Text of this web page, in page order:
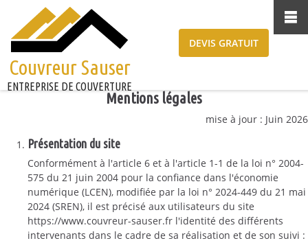
Couvreur Sauser
ENTREPRISE DE COUVERTURE
DEVIS GRATUIT
Mentions légales
mise à jour : Juin 2026
Présentation du site
Conformément à l'article 6 et à l'article 1-1 de la loi n° 2004-
575 du 21 juin 2004 pour la confiance dans l'économie
numérique (LCEN), modifiée par la loi n° 2024-449 du 21 mai
2024 (SREN), il est précisé aux utilisateurs du site
https://www.couvreur-sauser.fr l'identité des différents
intervenants dans le cadre de sa réalisation et de son suivi :